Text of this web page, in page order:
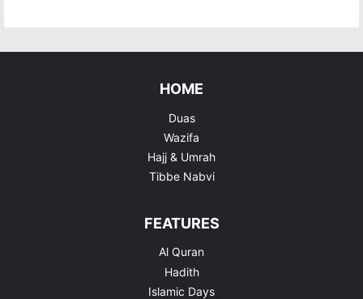
HOME
Duas
Wazifa
Hajj & Umrah
Tibbe Nabvi
FEATURES
Al Quran
Hadith
Islamic Days